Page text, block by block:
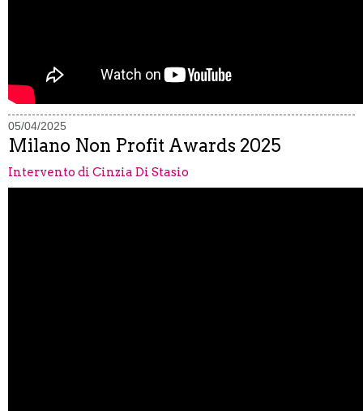
05/04/2025
Milano Non Profit Awards 2025
Intervento di Cinzia Di Stasio